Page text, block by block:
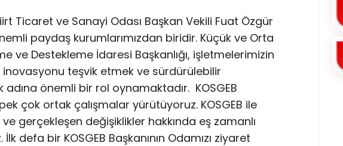
Ticaret ve Sanayi Odası Başkan Vekili Fuat Özgür
paydaş kurumlarımızdan biridir. Küçük ve Orta
ve Destekleme İdaresi Başkanlığı, işletmelerimizin
teşvik etmek ve sürdürülebilir
önemli bir rol oynamaktadır. KOSGEB
çok ortak çalışmalar yürütüyoruz. KOSGEB ile
gerçekleşen değişiklikler hakkında eş zamanlı
defa bir KOSGEB Başkanının Odamızı ziyaret